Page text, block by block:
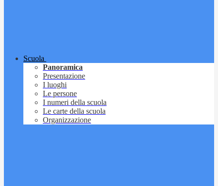
Scuola
Panoramica
Presentazione
I luoghi
Le persone
I numeri della scuola
Le carte della scuola
Organizzazione